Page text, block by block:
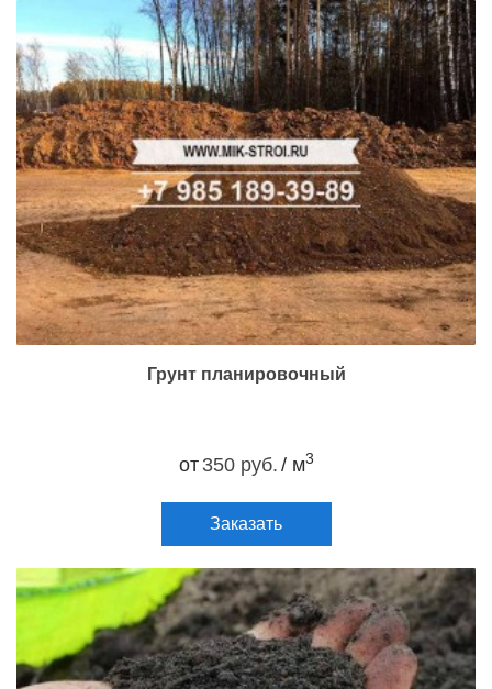
Грунт планировочный
от 350 руб. / м3
Заказать